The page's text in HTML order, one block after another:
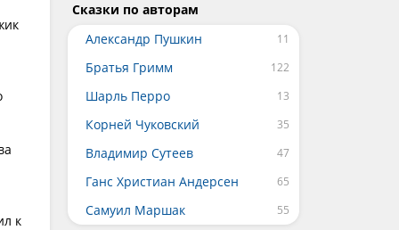
к
Сказки по авторам
Александр Пушкин
Братья Гримм
Шарль Перро
Корней Чуковский
Владимир Сутеев
Ганс Христиан Андерсен
Самуил Маршак